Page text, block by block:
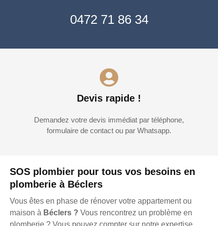
SOS plombier pour tous vos besoins en
plomberie à Béclers
Vous êtes en phase de rénover votre appartement ou
maison à Béclers ? Vous rencontrez un problème en
0472 71 86 34
Devis rapide !
Demandez votre devis immédiat par téléphone,
formulaire de contact ou par Whatsapp.